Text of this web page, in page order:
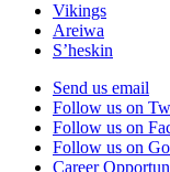
Vikings
Areiwa
S’heskin
Send us email
Follow us on
Follow us on
Follow us on
Career